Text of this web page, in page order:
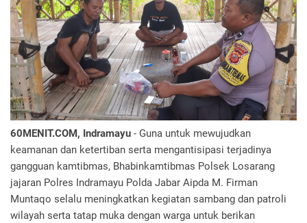
60MENIT.COM, Indramayu - Guna untuk mewujudkan
keamanan dan ketertiban serta mengantisipasi terjadinya
gangguan kamtibmas, Bhabinkamtibmas Polsek Losarang
jajaran Polres Indramayu Polda Jabar Aipda M. Firman
Muntaqo selalu meningkatkan kegiatan sambang dan patroli
wilayah serta tatap muka dengan warga untuk berikan